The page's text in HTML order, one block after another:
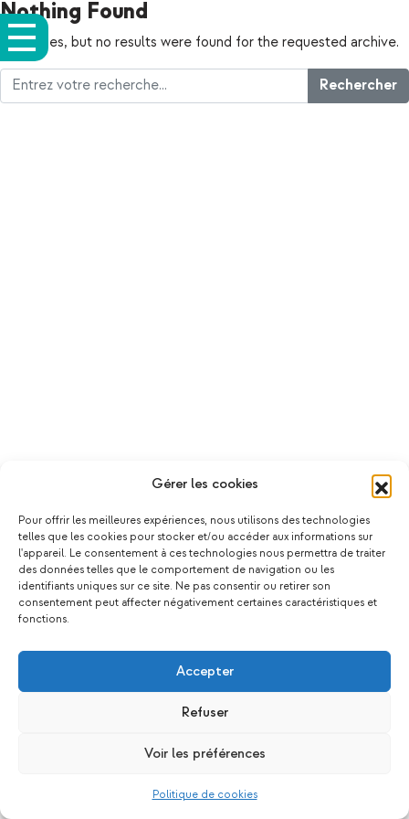
Gérer les cookies
Pour offrir les meilleures expériences, nous utilisons des technologies
telles que les cookies pour stocker et/ou accéder aux informations sur
l'appareil. Le consentement à ces technologies nous permettra de traiter
des données telles que le comportement de navigation ou les
identifiants uniques sur ce site. Ne pas consentir ou retirer son
consentement peut affecter négativement certaines caractéristiques et
fonctions.
Accepter
Refuser
Voir les préférences
Politique de cookies
Nothing Found
Apologies, but no results were found for the requested archive.
Rechercher